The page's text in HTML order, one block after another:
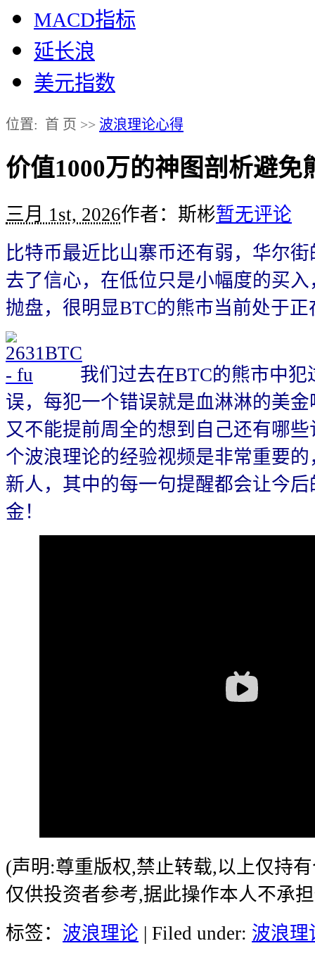
MACD指标
延长浪
美元指数
位置: 首 页 >> 波浪理论心得
价值1000万的神图剖析避免
三月 1st, 2026作者：斯彬暂无评论
比特币最近比山寨币还有弱，华尔
去了信心，在低位只是小幅度的买
抛盘，很明显BTC的熊市当前处于正
我们过去在BTC的熊市中犯
误，每犯一个错误就是血淋淋的美
又不能提前周全的想到自己还有哪
个波浪理论的经验视频是非常重要
新人，其中的每一句提醒都会让今
金！
(声明:尊重版权,禁止转载,以上仅持
仅供投资者参考,据此操作本人不承
标签： 波浪理论 | Filed under: 波浪理